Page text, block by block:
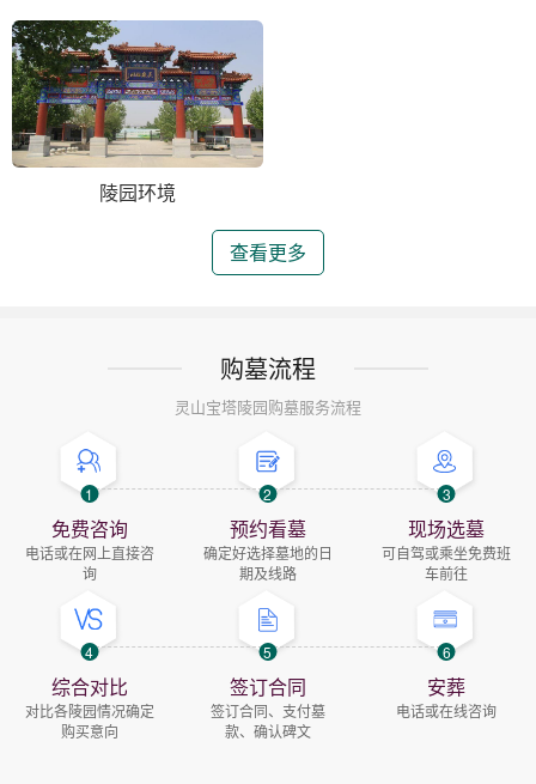
陵园环境
查看更多
购墓流程
灵山宝塔陵园购墓服务流程
1
免费咨询
电话或在网上直接咨
询
2
预约看墓
确定好选择墓地的日
期及线路
3
现场选墓
可自驾或乘坐免费班
车前往
4
综合对比
对比各陵园情况确定
购买意向
5
签订合同
签订合同、支付墓
款、确认碑文
6
安葬
电话或在线咨询